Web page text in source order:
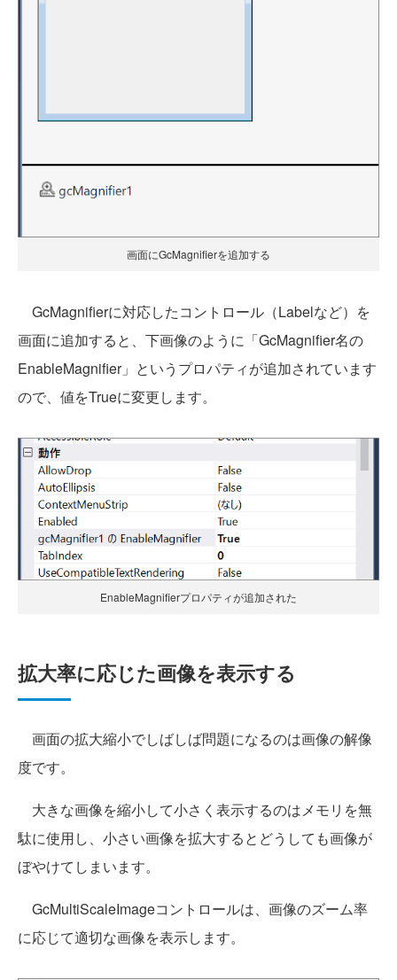
画面にGcMagnifierを追加する
GcMagnifierに対応したコントロール（Labelなど）を
画面に追加すると、下画像のように「GcMagnifier名の
EnableMagnifier」というプロパティが追加されています
ので、値をTrueに変更します。
EnableMagnifierプロパティが追加された
拡大率に応じた画像を表示する
画面の拡大縮小でしばしば問題になるのは画像の解像
度です。
大きな画像を縮小して小さく表示するのはメモリを無
駄に使用し、小さい画像を拡大するとどうしても画像が
ぼやけてしまいます。
GcMultiScaleImageコントロールは、画像のズーム率
に応じて適切な画像を表示します。